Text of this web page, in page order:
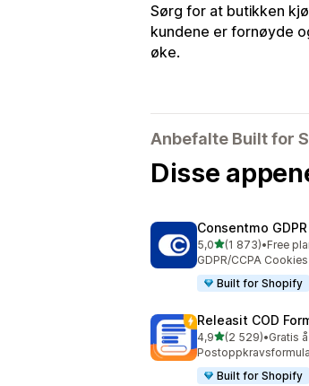
Sørg for at butikken
kundene er fornøyde
øke.
Anbefalte Built for
Disse
Consentmo
5,0av 5 stjerner
(1 873)
Totalt 1873 omtaler
•Free
GDPR/CCPA
Built for Shopify
Releasit COD
4,9av 5 stjerner
(2 529)
Totalt 2529 omtaler
•Gratis
Built for Shopify